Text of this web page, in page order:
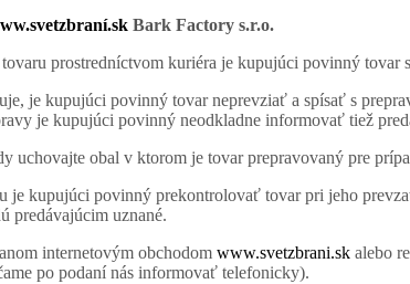
Bark Factory s.r.o.
prostredníctvom kuriéra je kupujúci povinný
je kupujúci povinný tovar neprevziať a spísať s
je kupujúci povinný neodkladne informovať tiež
uchovajte obal v ktorom je tovar prepravovaný pre
je kupujúci povinný prekontrolovať tovar pri jeho
predávajúcim uznané.
internetovým obchodom www.svetzbrani.sk alebo
po podaní nás informovať telefonicky).